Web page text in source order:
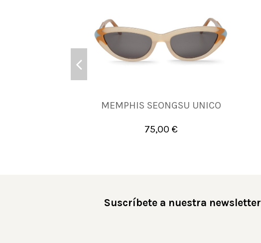
MEMPHIS SEONGSU UNICO
75,00 €
UNICA
Añadir al carrito
Suscríbete a nuestra newsletter